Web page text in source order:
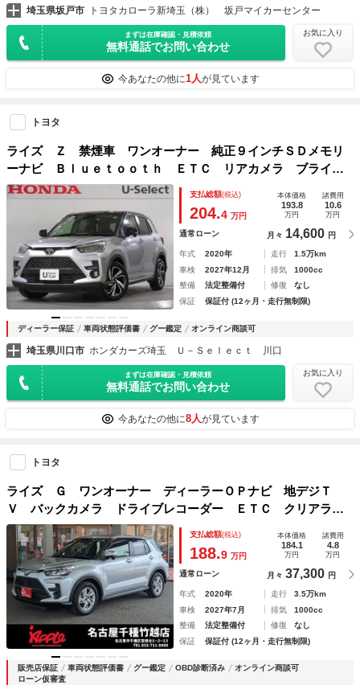
埼玉県坂戸市 トヨタカローラ新埼玉（株） 坂戸マイカーセンター
まずは在庫確認・見積依頼
無料通話でお問い合わせ
お気に入り
今あなたの他に1人が見ています
トヨタ
ライズ Ｚ 禁煙車 ワンオーナー 純正９インチＳＤメモリ
ーナビ Ｂｌｕｅｔｏｏｔｈ ＥＴＣ リアカメラ ブライン
ドスポットモニター マルチビューカメラ 衝突被害軽減ブレ
ーキ シートヒーター フルオートエアコン
支払総額(税込)
204.4 万円
本体価格
193.8
万円
諸費用
10.6
万円
通常ローン 月々 14,600 円
年式 2020年 走行
1.5万km
車検
2027年12月 排気
1000cc
整備
法定整備付 修復
なし
保証
保証付 (12ヶ月・走行無制限)
ディーラー保証 車両状態評価書 グー鑑定 オンライン商談可
埼玉県川口市 ホンダカーズ埼玉 Ｕ－Ｓｅｌｅｃｔ 川口
まずは在庫確認・見積依頼
無料通話でお問い合わせ
お気に入り
今あなたの他に8人が見ています
トヨタ
ライズ Ｇ ワンオーナー ディーラーＯＰナビ 地デジＴ
Ｖ バックカメラ ドライブレコーダー ＥＴＣ クリアラン
スソナー ＬＥＤヘッドランプ オートライト ＡＨＢ アイ
ドリングストップ ＡＢＳ スマートアシスト
支払総額(税込)
188.9 万円
本体価格
184.1
万円
諸費用
4.8
万円
通常ローン 月々 37,300 円
年式 2020年 走行
3.5万km
車検
2027年7月 排気
1000cc
整備
法定整備付 修復
なし
保証
保証付 (12ヶ月・走行無制限)
販売店保証 車両状態評価書 グー鑑定 OBD診断済み
オンライン商談可
ローン仮審査